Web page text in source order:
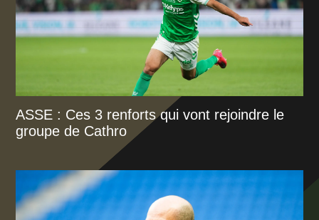
ASSE : Ces 3 renforts qui vont rejoindre le
groupe de Cathro